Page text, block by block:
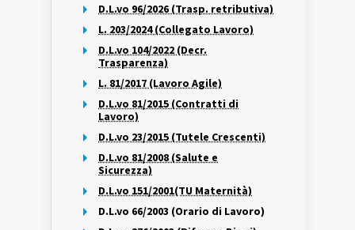
D.L.vo 96/2026 (Trasp. retributiva)
L. 203/2024 (Collegato Lavoro)
D.L.vo 104/2022 (Decr.
Trasparenza)
L. 81/2017 (Lavoro Agile)
D.L.vo 81/2015 (Contratti di
Lavoro)
D.L.vo 23/2015 (Tutele Crescenti)
D.L.vo 81/2008 (Salute e
Sicurezza)
D.L.vo 151/2001(TU Maternità)
D.L.vo 66/2003 (Orario di Lavoro)